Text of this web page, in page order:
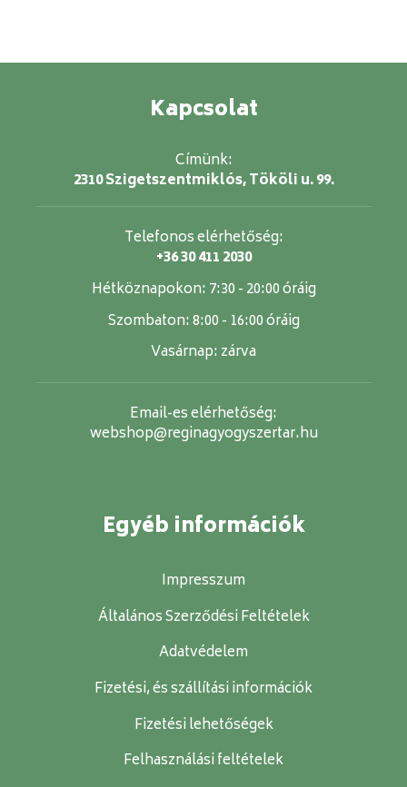
Kapcsolat
Címünk:
2310 Szigetszentmiklós, Tököli u. 99.
Telefonos elérhetőség:
+36 30 411 2030
Hétköznapokon: 7:30 - 20:00 óráig
Szombaton:8:00 - 16:00 óráig
Vasárnap: zárva
Email-es elérhetőség:
webshop@reginagyogyszertar.hu
Egyéb információk
Impresszum
Általános Szerződési Feltételek
Adatvédelem
Fizetési, és szállítási információk
Fizetési lehetőségek
Felhasználási feltételek